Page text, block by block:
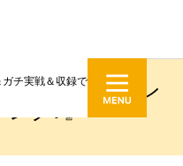
チ実戦＆収録で
ディズニーラン